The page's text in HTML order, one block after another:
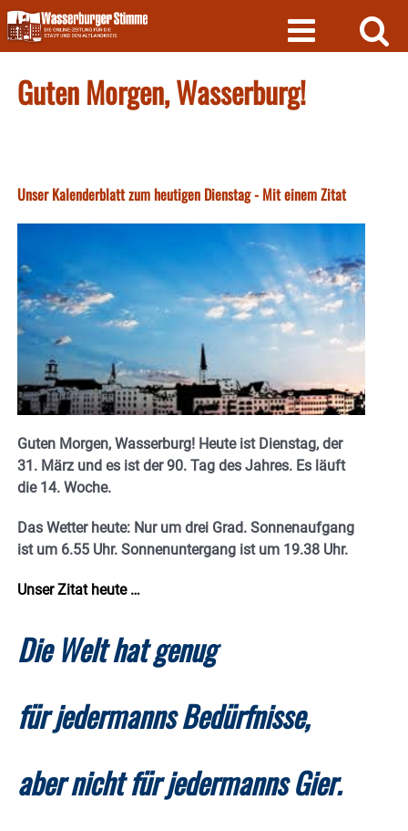
Skip
to
content
Guten Morgen, Wasserburg!
Unser Kalenderblatt zum heutigen Dienstag - Mit einem Zitat
Guten Morgen, Wasserburg! Heute ist Dienstag, der
31. März und es ist der 90. Tag des Jahres. Es läuft
die 14. Woche.
Das Wetter heute: Nur um drei Grad. Sonnenaufgang
ist um 6.55 Uhr. Sonnenuntergang ist um 19.38 Uhr.
Unser Zitat heute …
Die Welt hat genug
für jedermanns Bedürfnisse,
aber nicht für jedermanns Gier.